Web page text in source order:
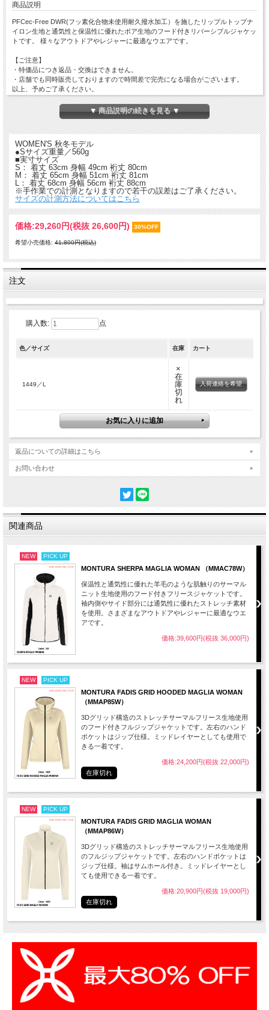
商品説明
PFCec-Free DWR(フッ素化合物未使用耐久撥水加工）を施したリップルトップナ
イロン生地と通気性と保温性に優れたボア生地のフード付きリバーシブルジャケッ
トです。 様々なアウトドアやレジャーに最適なウエアです。
【ご注意】
・特価品につき返品・交換はできません。
・店舗でも同時販売しておりますので時間差で完売になる場合がございます。
以上、予めご了承ください。
▼ 商品説明の続きを見る ▼
WOMEN'S 秋冬モデル
●Sサイズ重量／560g
■実寸サイズ
S： 着丈 63cm 身幅 49cm 裄丈 80cm
M： 着丈 65cm 身幅 51cm 裄丈 81cm
L： 着丈 68cm 身幅 56cm 裄丈 88cm
※手作業での計測となりますので若干の誤差はご了承ください。
サイズの計測方法についてはこちら
価格:29,260円(税抜 26,600円) 30%OFF
希望小売価格: 41,800円(税込)
注文
購入数: 点
色／サイズ 在庫 カート
1449／L
×
在
庫
切
れ
入荷連絡を希望
返品についての詳細はこちら
お問い合わせ
関連商品
NEW PICK UP
MONTURA SHERPA MAGLIA WOMAN （MMAC78W）
保温性と通気性に優れた羊毛のような肌触りのサーマル
ニット生地使用のフード付きフリースジャケットです。
袖内側やサイド部分には通気性に優れたストレッチ素材
を使用。さまざまなアウトドアやレジャーに最適なウエ
アです。
価格:39,600円(税抜 36,000円)
NEW PICK UP
MONTURA FADIS GRID HOODED MAGLIA WOMAN
（MMAP85W）
3Dグリッド構造のストレッチサーマルフリース生地使用
のフード付きフルジップジャケットです。左右のハンド
ポケットはジップ仕様。ミッドレイヤーとしても使用で
きる一着です。
価格:24,200円(税抜 22,000円)
在庫切れ
NEW PICK UP
MONTURA FADIS GRID MAGLIA WOMAN
（MMAP86W）
3Dグリッド構造のストレッチサーマルフリース生地使用
のフルジップジャケットです。左右のハンドポケットは
ジップ仕様。袖はサムホール付き。ミッドレイヤーとし
ても使用できる一着です。
価格:20,900円(税抜 19,000円)
在庫切れ